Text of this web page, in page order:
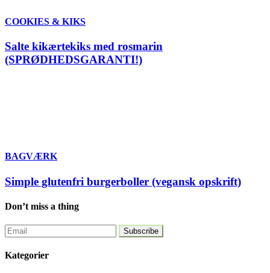
COOKIES & KIKS
Salte kikærtekiks med rosmarin
(SPRØDHEDSGARANTI!)
BAGVÆRK
Simple glutenfri burgerboller (vegansk opskrift)
Don’t miss a thing
Kategorier